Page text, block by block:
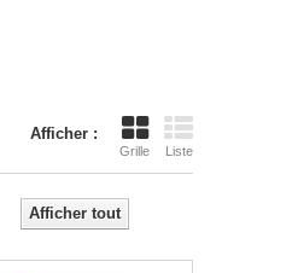
Afficher :
Grille Liste
Afficher tout